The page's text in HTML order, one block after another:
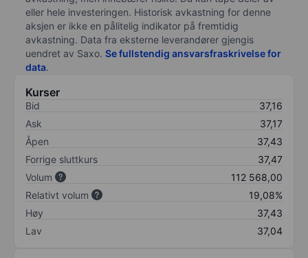
eller hele investeringen. Historisk avkastning for denne
aksjen er ikke en pålitelig indikator på fremtidig
avkastning. Data fra eksterne leverandører gjengis
uendret av Saxo. Se fullstendig ansvarsfraskrivelse for
data.
Kurser
Bid
37,16
Ask
37,17
Åpen
37,43
Forrige sluttkurs
37,47
Volum
112 568,00
Relativt volum
19,08%
Høy
37,43
Lav
37,04